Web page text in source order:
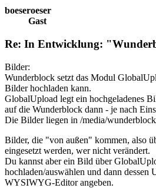
boeseroeser
Gast
Re: In Entwicklung:
Bilder:
Wunderblock setzt das Modul
Bilder hochladen kann.
GlobalUpload legt ein hochgeladenes
auf die Wunderblock dann - je nach
Die Bilder liegen in /media/
Bilder, die "von außen" kommen, also
eingesetzt werden, wer nicht verändert.
Du kannst aber ein Bild über
hochladen/auswählen und dann dessen
WYSIWYG-Editor angeben.